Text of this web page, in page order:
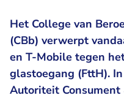
Het College van
(CBb) verwerpt
en T-Mobile tegen
glastoegang (FttH).
Autoriteit Consument